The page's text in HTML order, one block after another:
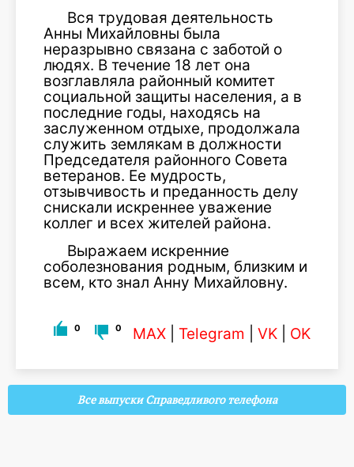
Вся трудовая деятельность
Анны Михайловны была
неразрывно связана с заботой о
людях. В течение 18 лет она
возглавляла районный комитет
социальной защиты населения, а в
последние годы, находясь на
заслуженном отдыхе, продолжала
служить землякам в должности
Председателя районного Совета
ветеранов. Ее мудрость,
отзывчивость и преданность делу
снискали искреннее уважение
коллег и всех жителей района.
Выражаем искренние
соболезнования родным, близким и
всем, кто знал Анну Михайловну.
0 0 MAX Telegram VK OK
Все выпуски Справедливого телефона